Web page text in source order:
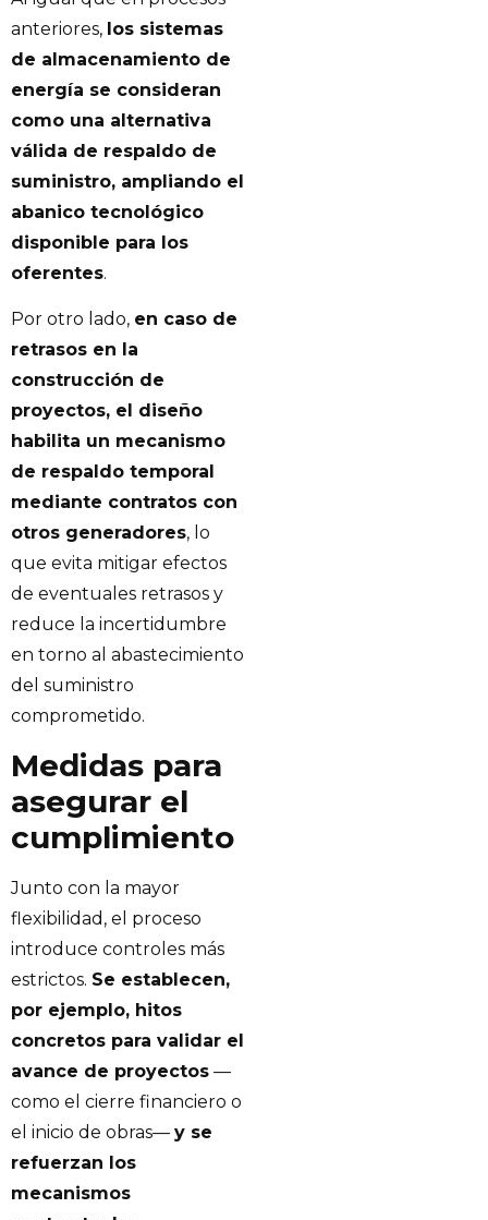
anteriores, los sistemas
de almacenamiento de
energía se consideran
como una alternativa
válida de respaldo de
suministro, ampliando el
abanico tecnológico
disponible para los
oferentes.
Por otro lado, en caso de
retrasos en la
construcción de
proyectos, el diseño
habilita un mecanismo
de respaldo temporal
mediante contratos con
otros generadores, lo
que evita mitigar efectos
de eventuales retrasos y
reduce la incertidumbre
en torno al abastecimiento
del suministro
comprometido.
Medidas para
asegurar el
cumplimiento
Junto con la mayor
flexibilidad, el proceso
introduce controles más
estrictos. Se establecen,
por ejemplo, hitos
concretos para validar el
avance de proyectos —
como el cierre financiero o
el inicio de obras— y se
refuerzan los
mecanismos